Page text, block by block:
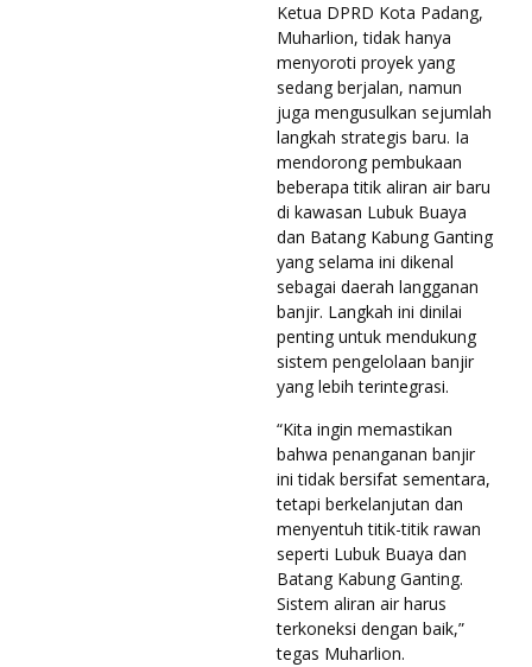
Ketua DPRD Kota Padang,
Muharlion, tidak hanya
menyoroti proyek yang
sedang berjalan, namun
juga mengusulkan sejumlah
langkah strategis baru. Ia
mendorong pembukaan
beberapa titik aliran air baru
di kawasan Lubuk Buaya
dan Batang Kabung Ganting
yang selama ini dikenal
sebagai daerah langganan
banjir. Langkah ini dinilai
penting untuk mendukung
sistem pengelolaan banjir
yang lebih terintegrasi.
“Kita ingin memastikan
bahwa penanganan banjir
ini tidak bersifat sementara,
tetapi berkelanjutan dan
menyentuh titik-titik rawan
seperti Lubuk Buaya dan
Batang Kabung Ganting.
Sistem aliran air harus
terkoneksi dengan baik,”
tegas Muharlion.